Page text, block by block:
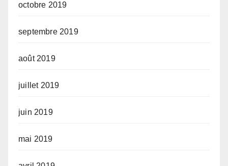
octobre 2019
septembre 2019
août 2019
juillet 2019
juin 2019
mai 2019